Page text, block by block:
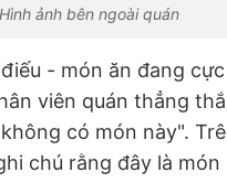
Hình ảnh bên ngoài quán
- món ăn đang
viên quán thẳng
có món này".
chú rằng đây là món